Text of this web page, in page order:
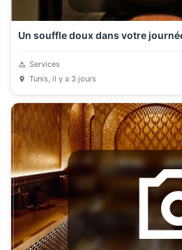
Services
Tunis, il y a 3 jours